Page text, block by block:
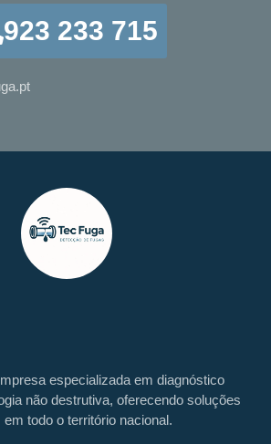
923 233 715
especializada em diagnóstico
não destrutiva, oferecendo soluções
todo o território nacional.